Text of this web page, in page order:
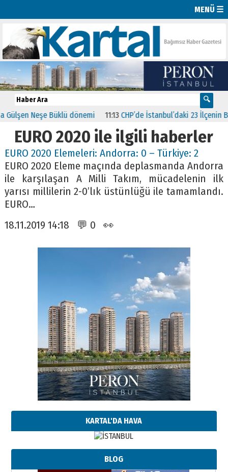
MENÜ ☰
Neşe Büklü dönemi 11:13 CHP’de İstanbul’daki 23 İlçenin
EURO 2020 ile ilgili haberler
EURO 2020 Elemeleri: Andorra: 0 – Türkiye: 2
EURO 2020 Eleme maçında deplasmanda Andorra
ile karşılaşan A Milli Takım, mücadelenin ilk
yarısı millilerin 2-0’lık üstünlüğü ile tamamlandı.
EURO…
18.11.2019 14:18 💬 0 👀
KARTAL'DA HAVA
BLOG